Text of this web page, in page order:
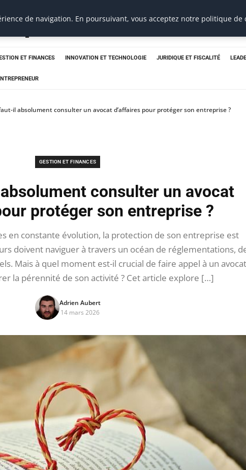
ET FINANCES INNOVATION ET TECHNOLOGIE JURIDIQUE ET FISCALITÉ
il absolument consulter un avocat d’affaires pour protéger son entreprise ?
GESTION ET FINANCES
consulter un avocat
protéger son entreprise ?
en constante évolution, la protection de son entreprise est
doivent naviguer à travers un océan de réglementations,
Mais à quel moment est-il crucial de faire appel à un avocat
la pérennité de son activité ? Cet article explore […]
Adrien Aubert
14 mars 2026
de navigation. En poursuivant, vous acceptez notre politique de